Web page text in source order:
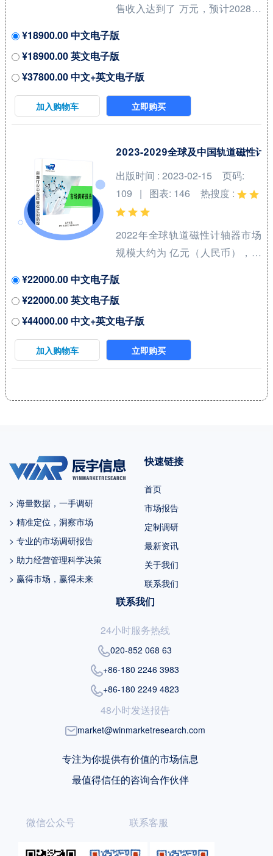
售收入达到了 万元，预计2028年
年复合增长率(CAGR)为 %。中国
市场核心厂商包括KEYSTONE、
Kool Wrap、DEI、Electrolock和
Design Engineering等，按收入
计，2021年中国市场前三大厂商
产品类型方面来看，电池绝缘套
额将达到 %。同时就应用来看，
汽车在2021年份额大约是 %，未
来几年CAGR大约为 %。 本报告
研究中...
¥18900.00 中文电子版
¥18900.00 英文电子版
¥37800.00 中文+英文电子版
加入购物车 立即购买
2023-2029全球及中国轨道磁性计
出版时间 : 2023-02-15
页码:
109 | 图表: 146
热搜度 :
2022年全球轨道磁性计轴器市场
规模大约为 亿元（人民币），预
2029期间年复合增长率
（CAGR）为 %。未来几年，本
行业具有很大不确定性，本文的
2023-2029年的预测数据是基于过
去几年的历史发展、行业专家观
元，同期美国市场CAGR预计大约
为 %。未来几年，亚太地区的重
¥22000.00 中文电子版
¥22000.00 英文电子版
¥44000.00 中文+英文电子版
加入购物车 立即购买
> 海量数据，一手调研
> 精准定位，洞察市场
> 专业的市场调研报告
> 助力经营管理科学决策
> 赢得市场，赢得未来
快速链接
首页
市场报告
定制调研
最新资讯
关于我们
联系我们
联系我们
24小时服务热线
020-852 068 63
+86-180 2246 3983
+86-180 2249 4823
48小时发送报告
market@winmarketresearch.com
专注为你提供有价值的市场信息
最值得信任的咨询合作伙伴
微信公众号 联系客服